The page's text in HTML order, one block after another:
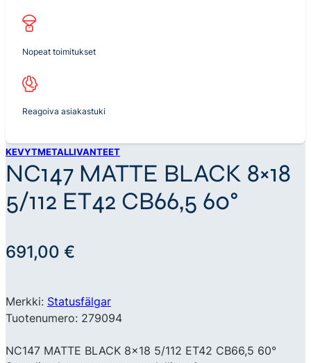
Nopeat toimitukset
Reagoiva asiakastuki
KEVYTMETALLIVANTEET
NC147 MATTE BLACK 8×18
5/112 ET42 CB66,5 60°
691,00 €
Merkki: Statusfälgar
Tuotenumero: 279094
NC147 MATTE BLACK 8×18 5/112 ET42 CB66,5 60°